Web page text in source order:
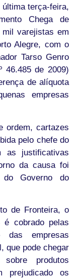
terça-feira,
Chega de
varejistas em
Alegre, com o
Tarso Genro
46.485 de 2009)
de alíquota
empresas
ordem, cartazes
pelo chefe do
as justificativas
da causa foi
do Governo do
de Fronteira, o
é cobrado pelas
empresas
que pode chegar
produtos
prejudicado os